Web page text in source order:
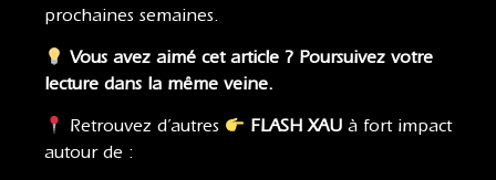
prochaines semaines.
Vous avez aimé cet article ? Poursuivez votre
lecture dans la même veine.
Retrouvez d’autres FLASH XAU à fort impact
autour de :